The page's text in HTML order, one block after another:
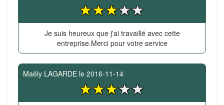
Je suis heureux que j'ai travaillé avec cette
entreprise.Merci pour votre service
Maëly LAGARDE le 2016-11-14